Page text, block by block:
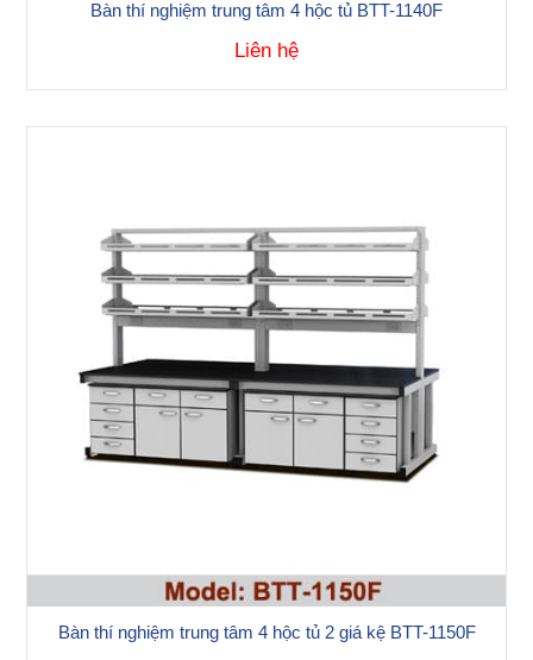
Bàn thí nghiệm trung tâm 4 hộc tủ BTT-1140F
Liên hệ
Bàn thí nghiệm trung tâm 4 hộc tủ 2 giá kệ BTT-1150F